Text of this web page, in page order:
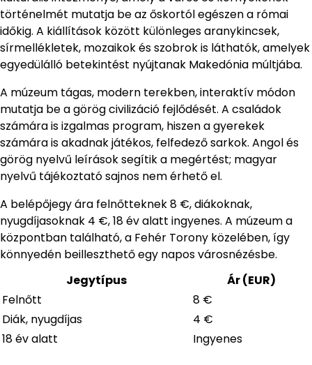
történelmét mutatja be az őskortól egészen a római
időkig. A kiállítások között különleges aranykincsek,
sírmellékletek, mozaikok és szobrok is láthatók, amelyek
egyedülálló betekintést nyújtanak Makedónia múltjába.
A múzeum tágas, modern terekben, interaktív módon
mutatja be a görög civilizáció fejlődését. A családok
számára is izgalmas program, hiszen a gyerekek
számára is akadnak játékos, felfedező sarkok. Angol és
görög nyelvű leírások segítik a megértést; magyar
nyelvű tájékoztató sajnos nem érhető el.
A belépőjegy ára felnőtteknek 8 €, diákoknak,
nyugdíjasoknak 4 €, 18 év alatt ingyenes. A múzeum a
központban található, a Fehér Torony közelében, így
könnyedén beilleszthető egy napos városnézésbe.
Jegytípus
Ár (EUR)
Felnőtt
8 €
Diák, nyugdíjas
4 €
18 év alatt
Ingyenes